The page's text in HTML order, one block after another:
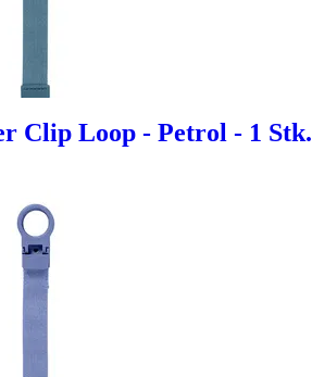
Clip Loop - Petrol - 1 Stk.